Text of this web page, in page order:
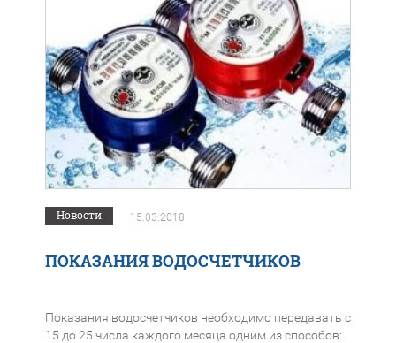
Новости 15.03.2018
ПОКАЗАНИЯ ВОДОСЧЕТЧИКОВ
Показания водосчетчиков необходимо передавать с
15 до 25 числа каждого месяца одним из способов: